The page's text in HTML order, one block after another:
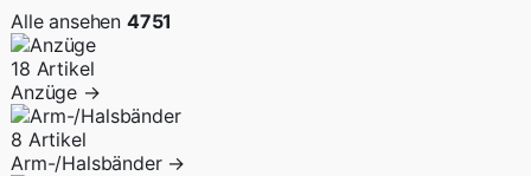
Alle ansehen 4751
18 Artikel
Anzüge →
8 Artikel
Arm-/Halsbänder →